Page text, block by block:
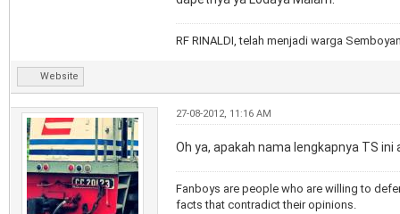
RF RINALDI, telah menjadi warga
Website
27-08-2012, 11:16 AM
Oh ya, apakah nama lengkapnya TS
Fanboys are people who are willing to
facts that contradict their opinions.